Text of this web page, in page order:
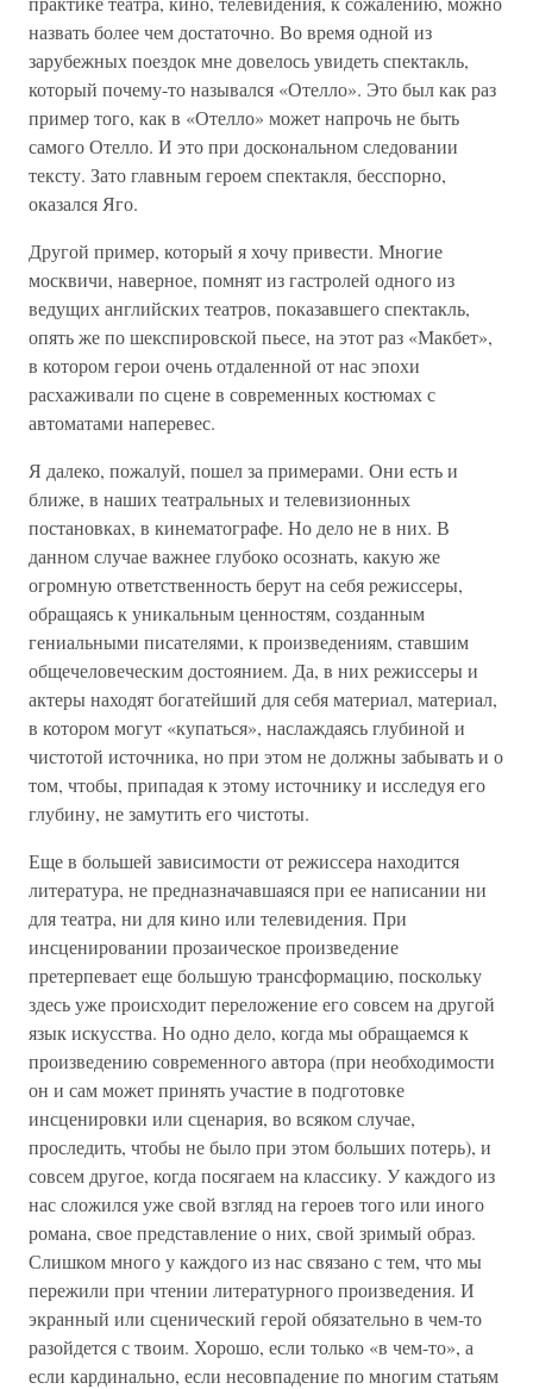
назвать более чем достаточно. Во время одной из
зарубежных поездок мне довелось увидеть спектакль,
который почему-то назывался «Отелло». Это был как раз
пример того, как в «Отелло» может напрочь не быть
самого Отелло. И это при доскональном следовании
тексту. Зато главным героем спектакля, бесспорно,
оказался Яго.
Другой пример, который я хочу привести. Многие
москвичи, наверное, помнят из гастролей одного из
ведущих английских театров, показавшего спектакль,
опять же по шекспировской пьесе, на этот раз «Макбет»,
в котором герои очень отдаленной от нас эпохи
расхаживали по сцене в современных костюмах с
автоматами наперевес.
Я далеко, пожалуй, пошел за примерами. Они есть и
ближе, в наших театральных и телевизионных
постановках, в кинематографе. Но дело не в них. В
данном случае важнее глубоко осознать, какую же
огромную ответственность берут на себя режиссеры,
обращаясь к уникальным ценностям, созданным
гениальными писателями, к произведениям, ставшим
общечеловеческим достоянием. Да, в них режиссеры и
актеры находят богатейший для себя материал, материал,
в котором могут «купаться», наслаждаясь глубиной и
чистотой источника, но при этом не должны забывать и о
том, чтобы, припадая к этому источнику и исследуя его
глубину, не замутить его чистоты.
Еще в большей зависимости от режиссера находится
литература, не предназначавшаяся при ее написании ни
для театра, ни для кино или телевидения. При
инсценировании прозаическое произведение
претерпевает еще большую трансформацию, поскольку
здесь уже происходит переложение его совсем на другой
язык искусства. Но одно дело, когда мы обращаемся к
произведению современного автора (при необходимости
он и сам может принять участие в подготовке
инсценировки или сценария, во всяком случае,
проследить, чтобы не было при этом больших потерь), и
совсем другое, когда посягаем на классику. У каждого из
нас сложился уже свой взгляд на героев того или иного
романа, свое представление о них, свой зримый образ.
Слишком много у каждого из нас связано с тем, что мы
пережили при чтении литературного произведения. И
экранный или сценический герой обязательно в чем-то
разойдется с твоим. Хорошо, если только «в чем-то», а
если кардинально, если несовпадение по многим статьям